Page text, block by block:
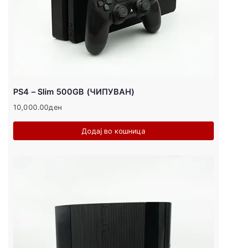
PS4 – Slim 500GB (ЧИПУВАН)
10,000.00ден
Додај во кошница